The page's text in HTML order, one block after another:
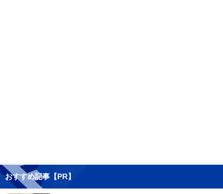
おすすめ記事【PR】